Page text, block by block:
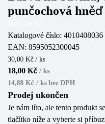
punčochová hněď
Katalogové číslo: 4010408036
EAN: 8595052300045
30,00 Kč / ks
18,00 Kč / ks
14,88 Kč / ks bez DPH
Prodej ukončen
Je nám líto, ale tento produkt
tlačítko níže a vyberte si